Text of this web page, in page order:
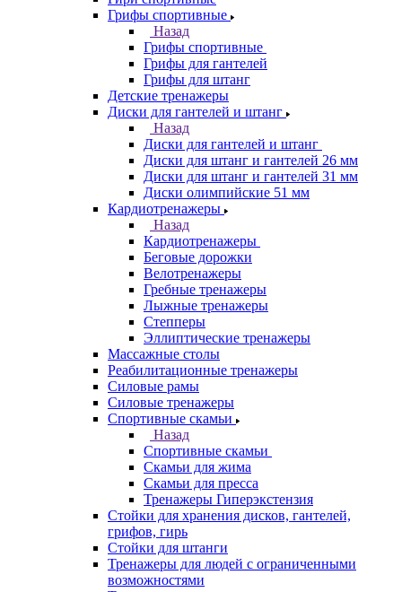
Грифы спортивные
Назад
Грифы спортивные
Грифы для гантелей
Грифы для штанг
Детские тренажеры
Диски для гантелей и штанг
Назад
Диски для гантелей и штанг
Диски для штанг и гантелей 26 мм
Диски для штанг и гантелей 31 мм
Диски олимпийские 51 мм
Кардиотренажеры
Назад
Кардиотренажеры
Беговые дорожки
Велотренажеры
Гребные тренажеры
Лыжные тренажеры
Степперы
Эллиптические тренажеры
Массажные столы
Реабилитационные тренажеры
Силовые рамы
Силовые тренажеры
Спортивные скамьи
Назад
Спортивные скамьи
Скамьи для жима
Скамьи для пресса
Тренажеры Гиперэкстензия
Стойки для хранения дисков, гантелей,
грифов, гирь
Стойки для штанги
Тренажеры для людей с ограниченными
возможностями